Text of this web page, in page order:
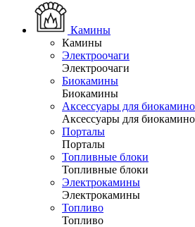
Камины
Камины
Электроочаги
Электроочаги
Биокамины
Биокамины
Аксессуары для
Аксессуары для
Порталы
Порталы
Топливные блоки
Топливные блоки
Электрокамины
Электрокамины
Топливо
Топливо